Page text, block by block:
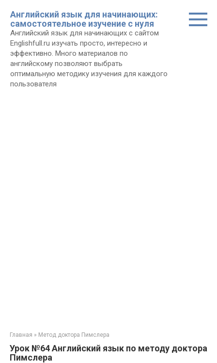
контенту
Английский язык для начинающих:
самостоятельное изучение с нуля
Английский язык для начинающих с сайтом
Еnglishfull.ru изучать просто, интересно и
эффективно. Много материалов по
английскому позволяют выбрать
оптимальную методику изучения для каждого
пользователя
Главная » Метод доктора Пимслера
Урок №64 Английский язык по методу доктора
Пимслера